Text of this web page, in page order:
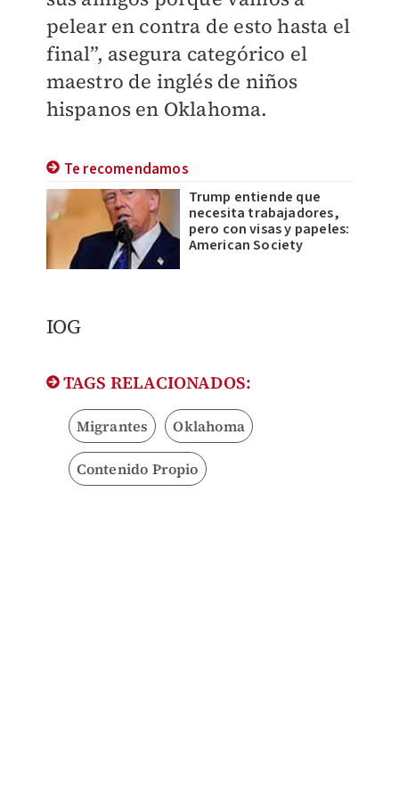
pelear en contra de esto hasta el
final”, asegura categórico el
maestro de inglés de niños
hispanos en Oklahoma.
Te recomendamos
Trump entiende que
necesita trabajadores,
pero con visas y papeles:
American Society
IOG
TAGS RELACIONADOS:
Migrantes Oklahoma
Contenido Propio